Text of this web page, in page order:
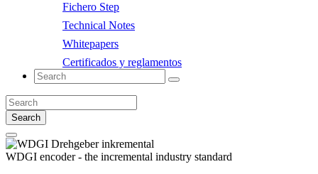
Fichero Step
Technical Notes
Whitepapers
Certificados y reglamentos
Search
WDGI encoder - the incremental industry standard